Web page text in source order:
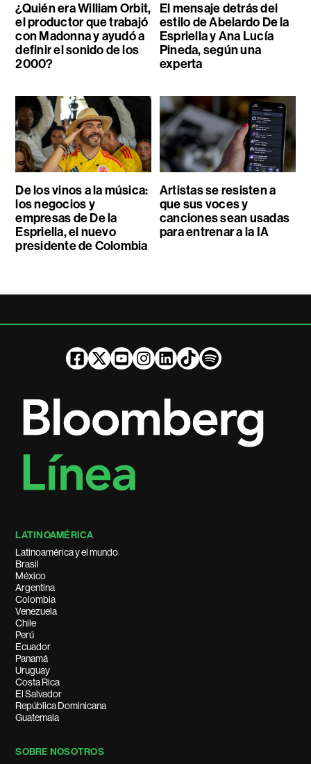
¿Quién era William Orbit,
el productor que trabajó
con Madonna y ayudó a
definir el sonido de los
2000?
El mensaje detrás del
estilo de Abelardo De la
Espriella y Ana Lucía
Pineda, según una
experta
De los vinos a la música:
los negocios y
empresas de De la
Espriella, el nuevo
presidente de Colombia
Artistas se resisten a
que sus voces y
canciones sean usadas
para entrenar a la IA
LATINOAMÉRICA
Latinoamérica y el mundo
Brasil
México
Argentina
Colombia
Venezuela
Chile
Perú
Ecuador
Panamá
Uruguay
Costa Rica
El Salvador
República Dominicana
Guatemala
SOBRE NOSOTROS